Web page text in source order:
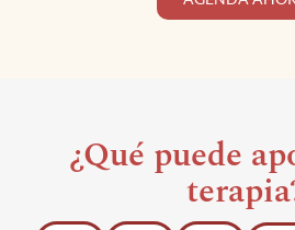
¿Qué puede